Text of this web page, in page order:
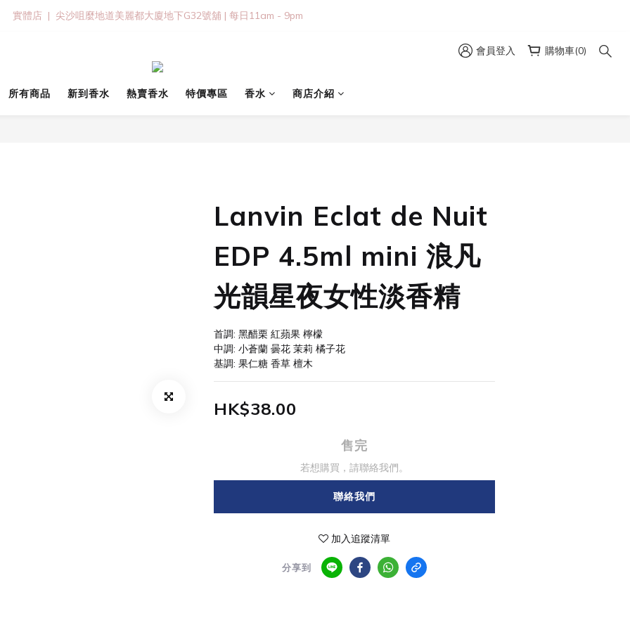
實體店  |  尖沙咀麼地道美麗都大廈地下G32號舖 | 每日11am - 9pm
會員登入 購物車(0)
所有商品 新到香水 熱賣香水 特價專區 香水 商店介紹
Lanvin Eclat de Nuit
EDP 4.5ml mini 浪凡
光韻星夜女性淡香精
首調: 黑醋栗 紅蘋果 檸檬
中調: 小蒼蘭 曇花 茉莉 橘子花
基調: 果仁糖 香草 檀木
HK$38.00
售完
若想購買，請聯絡我們。
聯絡我們
加入追蹤清單
分享到